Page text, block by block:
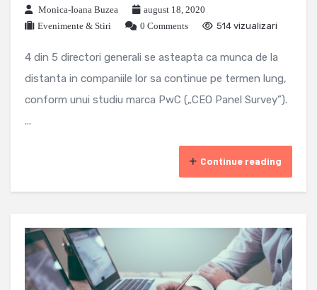
Monica-Ioana Buzea
august 18, 2020
Evenimente & Stiri
0 Comments 514 vizualizari
4 din 5 directori generali se asteapta ca munca de la
distanta in companiile lor sa continue pe termen lung,
conform unui studiu marca PwC („CEO Panel Survey”).
...
Continue reading